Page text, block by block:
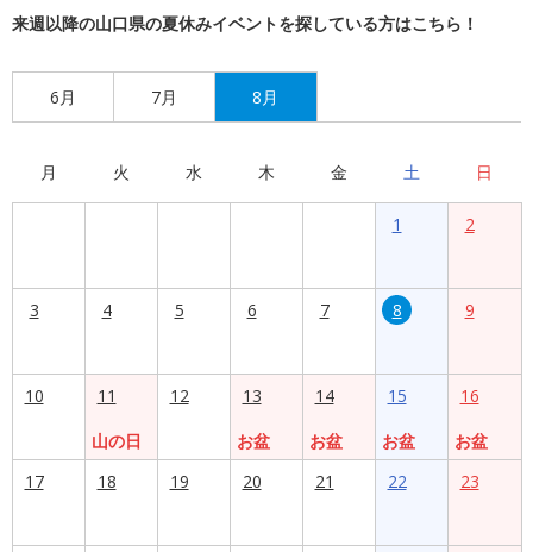
来週以降の山口県の夏休みイベントを探している方はこちら！
6月 7月 8月
月 火 水 木 金 土 日
1 2
3 4 5 6 7 8 9
10
11
山の日
12
13
お盆
14
お盆
15
お盆
16
お盆
17
18 19 20 21 22 23